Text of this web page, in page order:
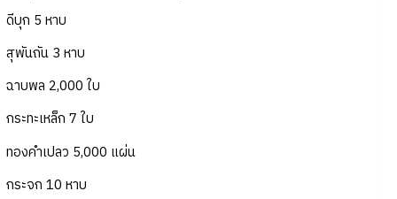
ดีบุก 5 หาบ
สุพันถัน 3 หาบ
ฉาบพล 2,000 ใบ
กระทะเหล็ก 7 ใบ
ทองคำเปลว 5,000 แผ่น
กระจก 10 หาบ